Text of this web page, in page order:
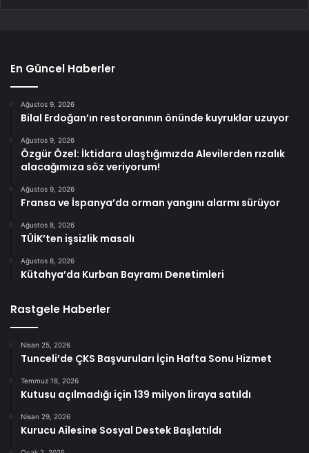
En Güncel Haberler
Ağustos 9, 2026
Bilal Erdoğan’ın restoranının önünde kuyruklar uzuyor
Ağustos 9, 2026
Özgür Özel: İktidara ulaştığımızda Alevilerden rızalık
alacağımıza söz veriyorum!
Ağustos 9, 2026
Fransa ve İspanya’da orman yangını alarmı sürüyor
Ağustos 8, 2026
TÜİK’ten işsizlik masalı
Ağustos 8, 2026
Kütahya’da Kurban Bayramı Denetimleri
Rastgele Haberler
Nisan 25, 2026
Tunceli’de ÇKS Başvuruları İçin Hafta Sonu Hizmet
Temmuz 18, 2026
Kutusu açılmadığı için 139 milyon liraya satıldı
Nisan 29, 2026
Kurucu Ailesine Sosyal Destek Başlatıldı